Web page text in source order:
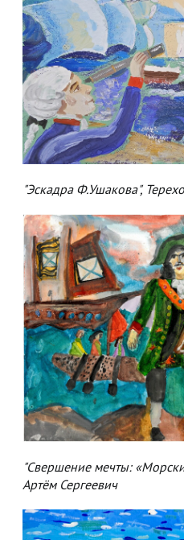
"Эскадра Ф.Ушакова",
"Свершение мечты:
Артём Сергеевич